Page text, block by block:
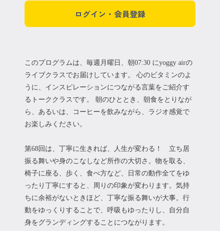
ログイン・会員登録
このプログラムは、毎週月曜日、朝07:30 にyoggy airの
ライブクラスでお届けしています。 心のビタミンのよ
うに、インスピレーションにつながる言葉をご紹介す
るトーククラスです。 朝のひととき、朝食をとりなが
ら、あるいは、コーヒーを飲みながら、ラジオ感覚で
お楽しみください。
第68回は、丁寧に生きれば、人生が変わる！ 立ち居
振る舞いや身のこなしなど所作の大切さ。物を取る、
椅子に座る、歩く、食べ方など、日常の動作全てをゆ
ったり丁寧にすると、周りの印象が変わります。気持
ちに余裕がないときほど、丁寧な振る舞いが大事。行
動をゆっくりすることで、呼吸もゆったりし、自分自
身をグランディングすることにつながります。